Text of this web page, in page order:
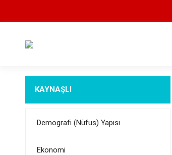
KAYNAŞLI
Demografi (Nüfus) Yapısı
Ekonomi